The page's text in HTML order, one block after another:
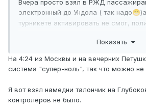
Вчера просто взял в РЖД
электронный до Ундола ( так надо😁
турникете активировать не смог,
больше, если б взял тройку, и если
Возможно, придется покататься на
Показать
На 4:24 из Москвы и на вечерних
система "супер-ноль", так что можно не
Я вот взял намедни талончик на
контролёров не было.